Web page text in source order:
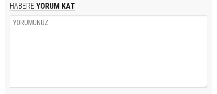
HABERE YORUM KAT